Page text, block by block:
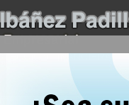
APLICADA